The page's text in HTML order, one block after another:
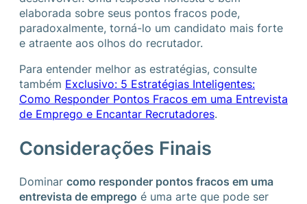
elaborada sobre seus pontos fracos pode,
paradoxalmente, torná-lo um candidato mais forte
e atraente aos olhos do recrutador.
Para entender melhor as estratégias, consulte
também Exclusivo: 5 Estratégias Inteligentes:
Como Responder Pontos Fracos em uma Entrevista
de Emprego e Encantar Recrutadores.
Considerações Finais
Dominar como responder pontos fracos em uma
entrevista de emprego é uma arte que pode ser